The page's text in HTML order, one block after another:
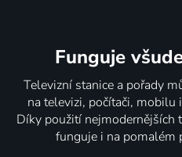
Funguje
Televizní stanice a pořady
na televizi, počítači, mobilu
Díky použití
funguje i na pomalém